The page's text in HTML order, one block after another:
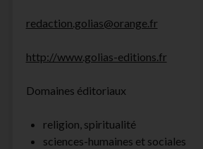
redaction.golias@orange.fr
http://www.golias-editions.fr
Domaines éditoriaux
religion, spiritualité
sciences-humaines et sociales